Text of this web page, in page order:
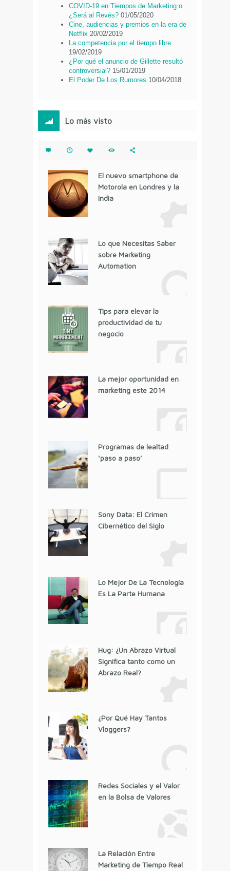
COVID-19 en Tiempos de Marketing o
¿Será al Revés? 01/05/2020
Cine, audiencias y premios en la era de
Netflix 20/02/2019
La competencia por el tiempo libre
19/02/2019
¿Por qué el anuncio de Gillette resultó
controversial? 15/01/2019
El Poder De Los Rumores 10/04/2018
Lo más visto
El nuevo smartphone de
Motorola en Londres y la
India
Lo que Necesitas Saber
sobre Marketing
Automation
Tips para elevar la
productividad de tu
negocio
La mejor oportunidad en
marketing este 2014
Programas de lealtad
‘paso a paso’
Sony Data: El Crimen
Cibernético del Siglo
Lo Mejor De La Tecnología
Es La Parte Humana
Hug: ¿Un Abrazo Virtual
Significa tanto como un
Abrazo Real?
¿Por Qué Hay Tantos
Vloggers?
Redes Sociales y el Valor
en la Bolsa de Valores
La Relación Entre
Marketing de Tiempo Real